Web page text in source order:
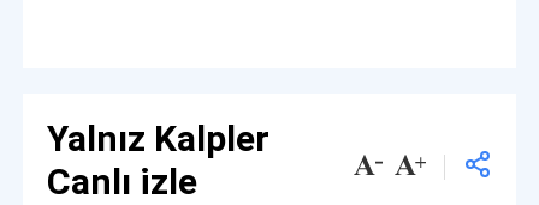
Yalnız Kalpler
Canlı izle